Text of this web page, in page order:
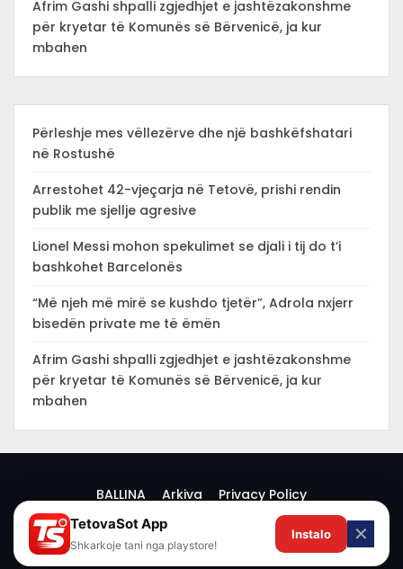
Afrim Gashi shpalli zgjedhjet e jashtëzakonshme
për kryetar të Komunës së Bërvenicë, ja kur
mbahen
Përleshje mes vëllezërve dhe një bashkëfshatari
në Rostushë
Arrestohet 42-vjeçarja në Tetovë, prishi rendin
publik me sjellje agresive
Lionel Messi mohon spekulimet se djali i tij do t’i
bashkohet Barcelonës
“Më njeh më mirë se kushdo tjetër”, Adrola nxjerr
bisedën private me të ëmën
Afrim Gashi shpalli zgjedhjet e jashtëzakonshme
për kryetar të Komunës së Bërvenicë, ja kur
mbahen
BALLINA Arkiva Privacy Policy
© 2026 -
TetovaSot App
Shkarkoje tani nga playstore!
Instalo ✕